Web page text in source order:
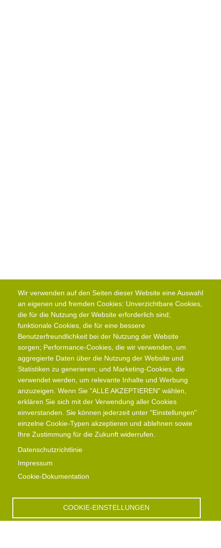
Wir verwenden auf den Seiten dieser Website eine Auswahl
an eigenen und fremden Cookies: Unverzichtbare Cookies,
die für die Nutzung der Website erforderlich sind;
funktionale Cookies, die für eine bessere
Benutzerfreundlichkeit bei der Nutzung der Website
sorgen; Performance-Cookies, die wir verwenden, um
aggregierte Daten über die Nutzung der Website und
Statistiken zu generieren; und Marketing-Cookies, die
verwendet werden, um relevante Inhalte und Werbung
anzuzeigen. Wenn Sie "ALLE AKZEPTIEREN" wählen,
erklären Sie sich mit der Verwendung aller Cookies
einverstanden. Sie können jederzeit unter "Einstellungen"
einzelne Cookie-Typen akzeptieren und ablehnen sowie
Ihre Zustimmung für die Zukunft widerrufen.
Datenschutzrichtlinie
Impressum
Cookie-Dokumentation
COOKIE-EINSTELLUNGEN